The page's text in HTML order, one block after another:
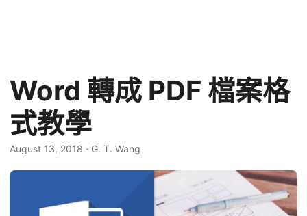
Word 轉成 PDF 檔案格
式教學
August 13, 2018 · G. T. Wang